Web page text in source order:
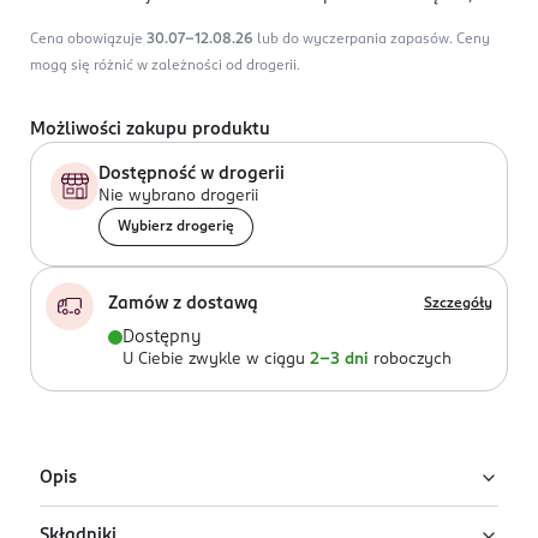
Cena obowiązuje 30.07-12.08.26 lub do wyczerpania zapasów. Ceny
mogą się różnić w zależności od drogerii.
Możliwości zakupu produktu
Dostępność w drogerii
Nie wybrano drogerii
Wybierz drogerię
Zamów z dostawą Szczegóły
Dostępny
U Ciebie zwykle w ciągu 2-3 dni roboczych
Opis